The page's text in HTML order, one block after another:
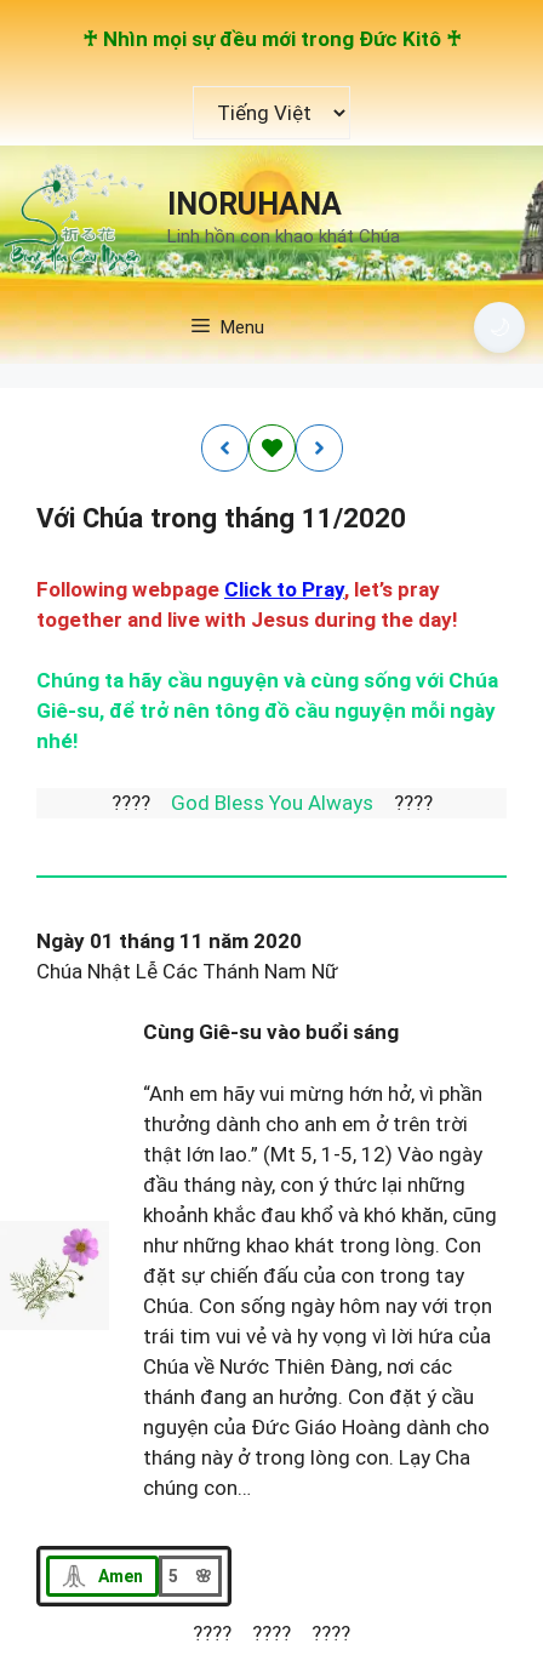
♰ Nhìn mọi sự đều mới trong Đức Kitô ♰
ngôn
ngữ
INORUHANA
Linh hồn con khao khát Chúa
Menu
Với Chúa trong tháng 11/2020
Following webpage Click to Pray, let’s pray
together and live with Jesus during the day!
Chúng ta hãy cầu nguyện và cùng sống với Chúa
Giê-su, để trở nên tông đồ cầu nguyện mỗi ngày
nhé!
????God Bless You Always????
Ngày 01 tháng 11 năm 2020
Chúa Nhật Lễ Các Thánh Nam Nữ
Cùng Giê-su vào buổi sáng
“Anh em hãy vui mừng hớn hở, vì phần
thưởng dành cho anh em ở trên trời
thật lớn lao.” (Mt 5, 1-5, 12) Vào ngày
đầu tháng này, con ý thức lại những
khoảnh khắc đau khổ và khó khăn, cũng
như những khao khát trong lòng. Con
đặt sự chiến đấu của con trong tay
Chúa. Con sống ngày hôm nay với trọn
trái tim vui vẻ và hy vọng vì lời hứa của
Chúa về Nước Thiên Đàng, nơi các
thánh đang an hưởng. Con đặt ý cầu
nguyện của Đức Giáo Hoàng dành cho
tháng này ở trong lòng con. Lạy Cha
chúng con…
Amen 5 🌸
???? ???? ????